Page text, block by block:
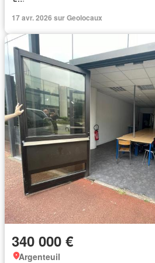
17 avr. 2026 sur Geolocaux
340 000 €
Argenteuil